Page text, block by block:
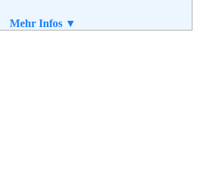
IKEA Deutschland GmbH & Co.
Mehr Infos ▼